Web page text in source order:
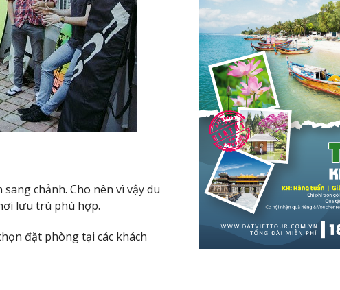
chảnh. Cho nên vì vậy du
lưu trú phù hợp.
đặt phòng tại các khách